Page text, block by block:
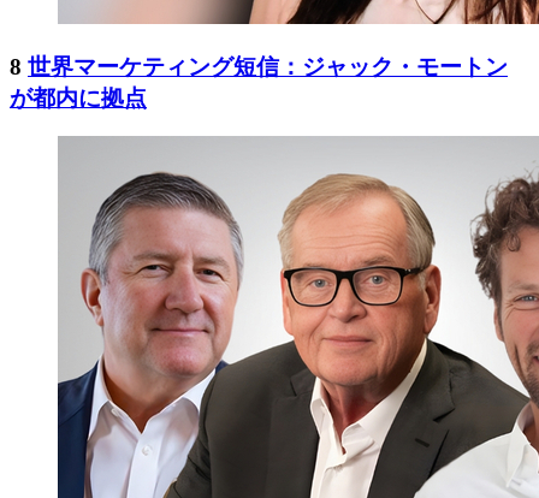
8 世界マーケティング短信：ジャック・モートン
が都内に拠点